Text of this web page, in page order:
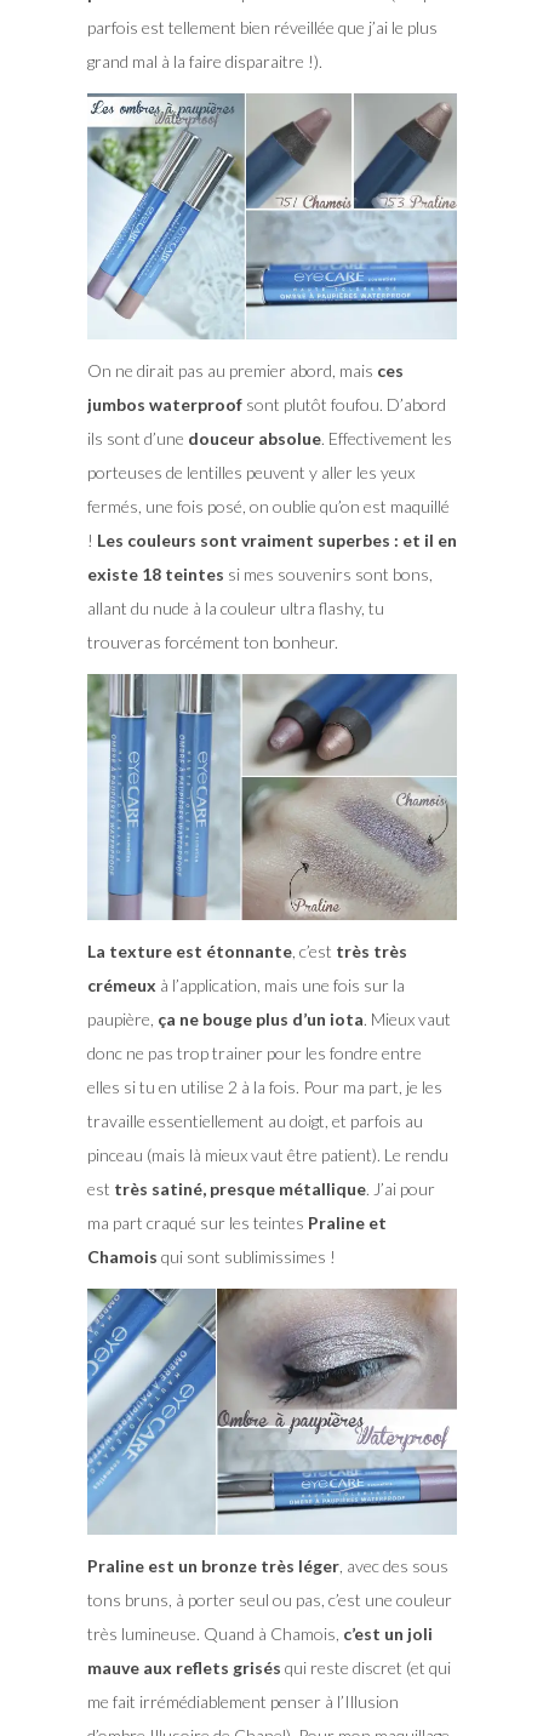
parfois est tellement bien réveillée que j’ai le plus
grand mal à la faire disparaitre !).
On ne dirait pas au premier abord, mais ces
jumbos waterproofsont plutôt foufou. D’abord
ils sont d’une douceur absolue. Effectivement les
porteuses de lentilles peuvent y aller les yeux
fermés, une fois posé, on oublie qu’on est maquillé
! Les couleurs sont vraiment superbes : et il en
existe 18 teintes si mes souvenirs sont bons,
allant du nude à la couleur ultra flashy, tu
trouveras forcément ton bonheur.
La texture est étonnante, c’est très très
crémeux à l’application, mais une fois sur la
paupière, ça ne bouge plus d’un iota. Mieux vaut
donc ne pas trop trainer pour les fondre entre
elles si tu en utilise 2 à la fois. Pour ma part, je les
travaille essentiellement au doigt, et parfois au
pinceau (mais là mieux vaut être patient). Le rendu
est très satiné, presque métallique. J’ai pour
ma part craqué sur les teintes Praline et
Chamois qui sont sublimissimes !
Praline est un bronze très léger, avec des sous
tons bruns, à porter seul ou pas, c’est une couleur
très lumineuse. Quand à Chamois, c’est un joli
mauve aux reflets grisés qui reste discret (et qui
me fait irrémédiablement penser à l’Illusion